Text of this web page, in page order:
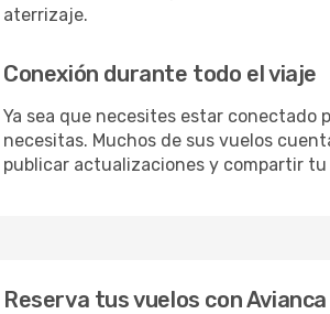
aterrizaje.
Conexión durante todo el viaje
Ya sea que necesites estar conectado
necesitas. Muchos de sus vuelos
publicar actualizaciones y compartir
Reserva tus vuelos con